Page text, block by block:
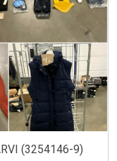
(3254146-9)